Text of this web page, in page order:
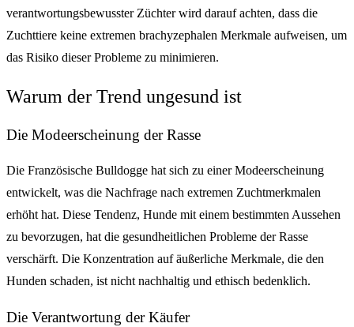
verantwortungsbewusster Züchter wird darauf achten, dass die
Zuchttiere keine extremen brachyzephalen Merkmale aufweisen, um
das Risiko dieser Probleme zu minimieren.
Warum der Trend ungesund ist
Die Modeerscheinung der Rasse
Die Französische Bulldogge hat sich zu einer Modeerscheinung
entwickelt, was die Nachfrage nach extremen Zuchtmerkmalen
erhöht hat. Diese Tendenz, Hunde mit einem bestimmten Aussehen
zu bevorzugen, hat die gesundheitlichen Probleme der Rasse
verschärft. Die Konzentration auf äußerliche Merkmale, die den
Hunden schaden, ist nicht nachhaltig und ethisch bedenklich.
Die Verantwortung der Käufer